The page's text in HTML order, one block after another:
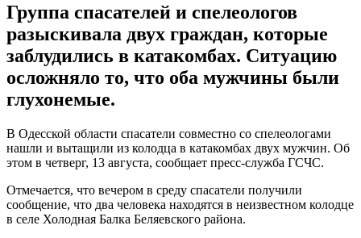
Группа спасателей и спелеологов
разыскивала двух граждан, которые
заблудились в катакомбах. Ситуацию
осложняло то, что оба мужчины были
глухонемые.
В Одесской области спасатели совместно со спелеологами
нашли и вытащили из колодца в катакомбах двух мужчин. Об
этом в четверг, 13 августа, сообщает пресс-служба ГСЧС.
Отмечается, что вечером в среду спасатели получили
сообщение, что два человека находятся в неизвестном колодце
в селе Холодная Балка Беляевского района.